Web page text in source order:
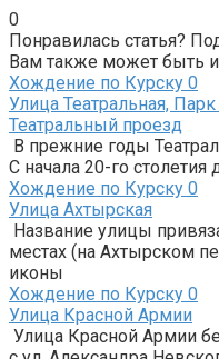
0
Понравилась статья?
Вам также может быть
Хождение по Курску 0
Улица Театральная,
Театральный проезд
В прежние годы
С начала 20-го столетия
Хождение по Курску 0
Улица Ахтырская
Название улицы
местах (на Ахтырском
иконы
Хождение по Курску 0
Улица Красной Армии
Улица Красной Армии